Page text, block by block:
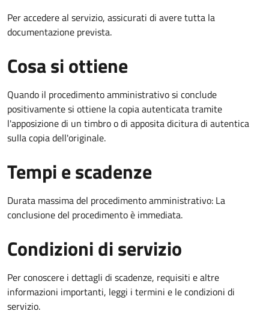
Per accedere al servizio, assicurati di avere tutta la
documentazione prevista.
Cosa si ottiene
Quando il procedimento amministrativo si conclude
positivamente si ottiene la copia autenticata tramite
l'apposizione di un timbro o di apposita dicitura di autentica
sulla copia dell'originale.
Tempi e scadenze
Durata massima del procedimento amministrativo: La
conclusione del procedimento è immediata.
Condizioni di servizio
Per conoscere i dettagli di scadenze, requisiti e altre
informazioni importanti, leggi i termini e le condizioni di
servizio.